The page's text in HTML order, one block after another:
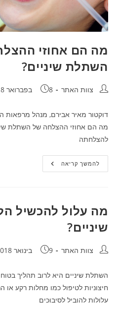
מה הם אחוזי
השתלת שיניים?
מחבר:צוות האתר פורסם:
8 בפברואר 2018
דוקטור מאיר אבירם, מנהל מרפאות
מה הם אחוזי ההצלחה של השתלת
להצלחתה
להמשך קריאהמה
הם
השתלת
שיניים?
מה עלול להכשיל
שיניים?
מחבר:צוות האתר פורסם:
9 בינואר 2018
השתלת שיניים היא לרוב תהליך בטוח
חיצוניות לטיפול כמו מחלות רקע או
עלולות להוביל לסיבוכים